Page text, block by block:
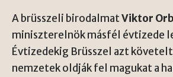
A brüsszeli birodalmatViktor
miniszterelnök másfél évtizede
Évtizedekig Brüsszel azt
nemzetek oldják fel magukat a